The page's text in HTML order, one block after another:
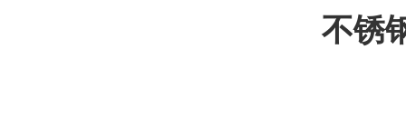
不锈